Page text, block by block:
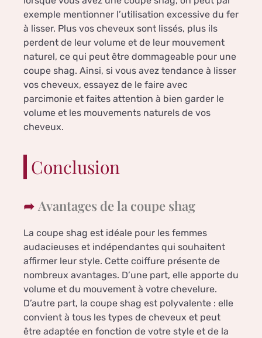
exemple mentionner l’utilisation excessive du fer
à lisser. Plus vos cheveux sont lissés, plus ils
perdent de leur volume et de leur mouvement
naturel, ce qui peut être dommageable pour une
coupe shag. Ainsi, si vous avez tendance à lisser
vos cheveux, essayez de le faire avec
parcimonie et faites attention à bien garder le
volume et les mouvements naturels de vos
cheveux.
Conclusion
Avantages de la coupe shag
La coupe shag est idéale pour les femmes
audacieuses et indépendantes qui souhaitent
affirmer leur style. Cette coiffure présente de
nombreux avantages. D’une part, elle apporte du
volume et du mouvement à votre chevelure.
D’autre part, la coupe shag est polyvalente : elle
convient à tous les types de cheveux et peut
être adaptée en fonction de votre style et de la